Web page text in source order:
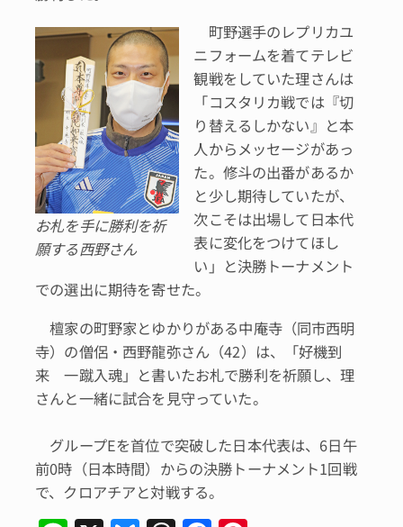
お札を手に勝利を祈
願する西野さん
町野選手のレプリカユ
ニフォームを着てテレビ
観戦をしていた理さんは
「コスタリカ戦では『切
り替えるしかない』と本
人からメッセージがあっ
た。修斗の出番があるか
と少し期待していたが、
次こそは出場して日本代
表に変化をつけてほし
い」と決勝トーナメント
での選出に期待を寄せた。
檀家の町野家とゆかりがある中庵寺（同市西明
寺）の僧侶・西野龍弥さん（42）は、「好機到
来 一蹴入魂」と書いたお札で勝利を祈願し、理
さんと一緒に試合を見守っていた。
グループEを首位で突破した日本代表は、6日午
前0時（日本時間）からの決勝トーナメント1回戦
で、クロアチアと対戦する。